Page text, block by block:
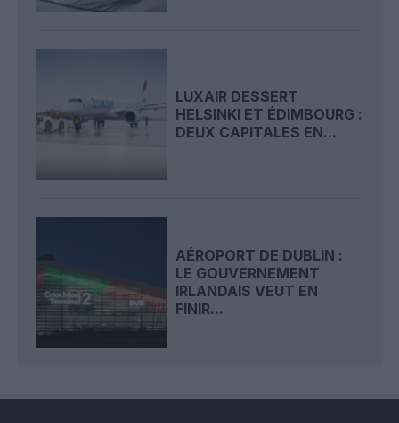
LUXAIR DESSERT
HELSINKI ET ÉDIMBOURG :
DEUX CAPITALES EN...
AÉROPORT DE DUBLIN :
LE GOUVERNEMENT
IRLANDAIS VEUT EN
FINIR...